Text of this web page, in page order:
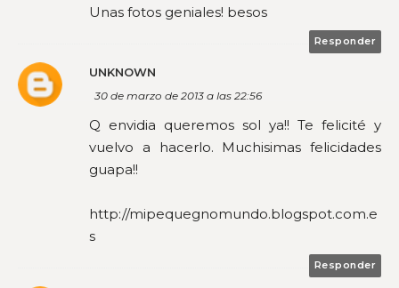
Unas fotos geniales! besos
Responder
UNKNOWN
30 de marzo de 2013 a las 22:56
Q envidia queremos sol ya!! Te felicité y
vuelvo a hacerlo. Muchisimas felicidades
guapa!!
http://mipequegnomundo.blogspot.com.e
s
Responder